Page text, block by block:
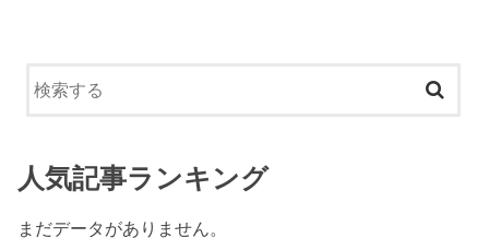
人気記事ランキング
まだデータがありません。